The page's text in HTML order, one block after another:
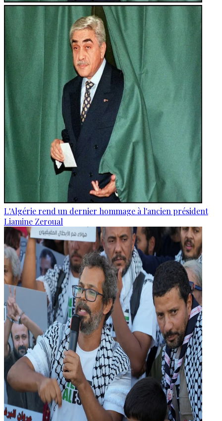
L'Algérie rend un dernier hommage à l'ancien président
Liamine Zeroual